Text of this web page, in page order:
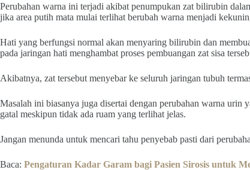
Perubahan warna ini terjadi akibat penumpukan zat bilirubin
jika area putih mata mulai terlihat berubah warna menjadi
Hati yang berfungsi normal akan menyaring bilirubin dan
pada jaringan hati menghambat proses pembuangan zat sisa
Akibatnya, zat tersebut menyebar ke seluruh jaringan tubuh
Masalah ini biasanya juga disertai dengan perubahan warna
gatal meskipun tidak ada ruam yang terlihat jelas.
Jangan menunda untuk mencari tahu penyebab pasti dari
Baca: Pengaturan Kadar Garam bagi Pasien Sirosis untuk